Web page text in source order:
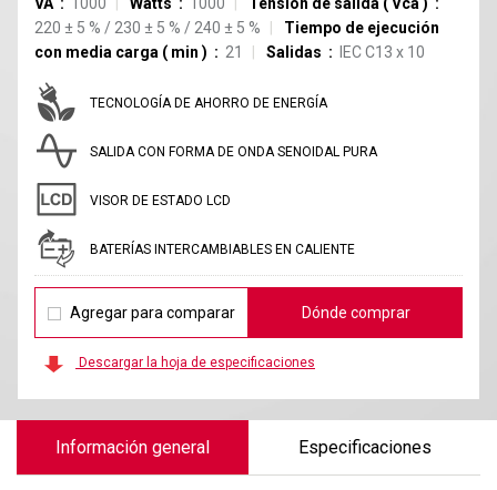
220 ± 5 % / 230 ± 5 % / 240 ± 5 %
Tiempo de ejecución
con media carga ( min ) 21 Salidas IEC C13 x 10
TECNOLOGÍA DE AHORRO DE ENERGÍA
SALIDA CON FORMA DE ONDA SENOIDAL PURA
VISOR DE ESTADO LCD
BATERÍAS INTERCAMBIABLES EN CALIENTE
Agregar para comparar Dónde comprar
Descargar la hoja de especificaciones
Información general Especificaciones